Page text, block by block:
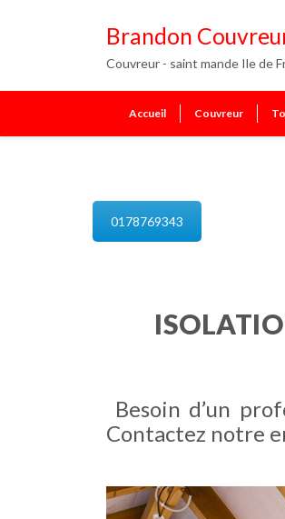
Brandon
Couvreur - saint mande Ile de
Accueil Couvreur
0178769343
Besoin d’un
Contactez notre